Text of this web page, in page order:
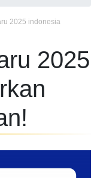
2025 indonesia
2025